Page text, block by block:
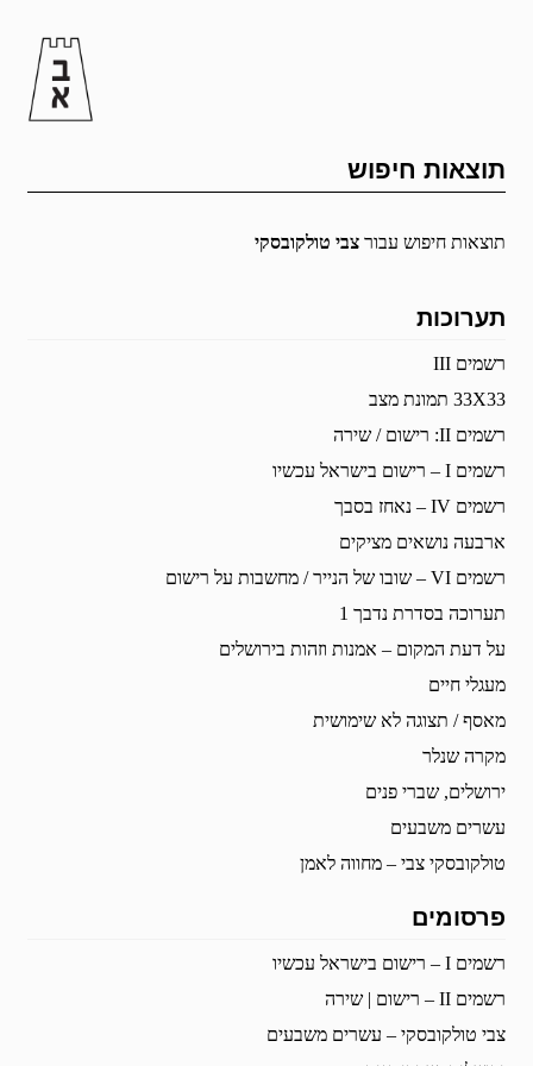
תוצאות חיפוש
תוצאות חיפוש עבור צבי טולקובסקי
פרסומים
רשמים I – רישום בישראל עכשיו
רשמים II – רישום | שירה
צבי טולקובסקי – עשרים משבעים
תערוכות
רשמים III
33X33 תמונת מצב
רשמים II: רישום / שירה
רשמים I – רישום בישראל עכשיו
רשמים IV – נאחז בסבך
ארבעה נושאים מציקים
רשמים VI – שובו של הנייר / מחשבות על רישום
תערוכה בסדרת נדבך 1
על דעת המקום – אמנות וזהות בירושלים
מעגלי חיים
מאסף / תצוגה לא שימושית
מקרה שנלר
ירושלים, שברי פנים
עשרים משבעים
טולקובסקי צבי – מחווה לאמן